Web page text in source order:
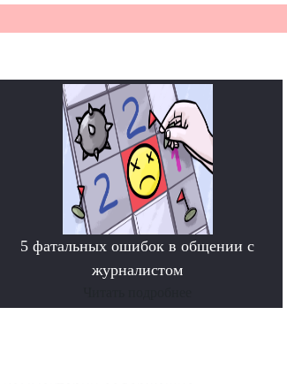
5 фатальных ошибок в общении с
журналистом